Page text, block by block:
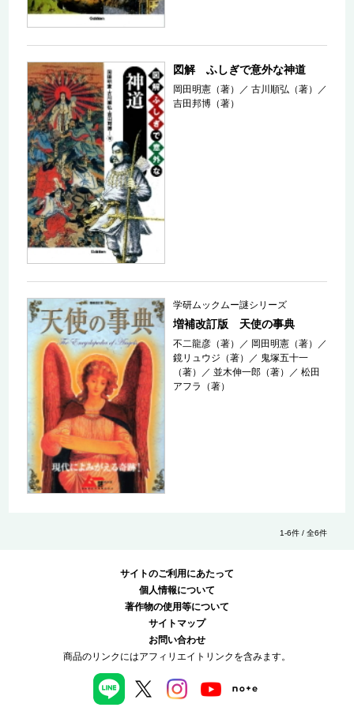
図解 ふしぎで意外な神道
岡田明憲（著） ／古川順弘（著）
／
吉田邦博（著）
学研ムックムー謎シリーズ
増補改訂版 天使の事典
不二龍彦（著） ／ 岡田明憲（著）
／
鏡リュウジ（著）
／ 鬼塚五十一
（著）
／並木伸一郎（著） ／松田
アフラ（著）
1-6件 / 全6件
サイトのご利用にあたって
個人情報について
著作物の使用等について
サイトマップ
お問い合わせ
商品のリンクにはアフィリエイトリンクを含みます。